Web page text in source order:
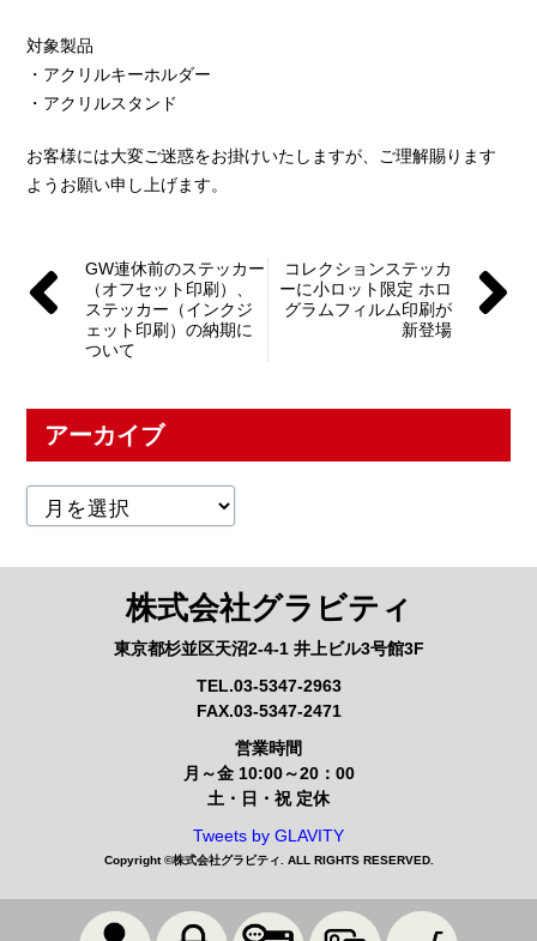
対象製品
・アクリルキーホルダー
・アクリルスタンド
お客様には大変ご迷惑をお掛けいたしますが、ご理解賜ります
ようお願い申し上げます。
GW連休前のステッカー
（オフセット印刷）、
ステッカー（インクジ
ェット印刷）の納期に
ついて
コレクションステッカ
ーに小ロット限定 ホロ
グラムフィルム印刷が
新登場
アーカイブ
株式会社グラビティ
東京都杉並区天沼2-4-1 井上ビル3号館3F
TEL.03-5347-2963
FAX.03-5347-2471
営業時間
月～金 10:00～20：00
土・日・祝 定休
Tweets by GLAVITY
Copyright ©株式会社グラビティ . ALL RIGHTS RESERVED.